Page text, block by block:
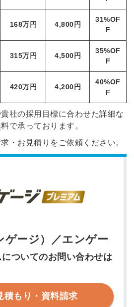
168万円 4,800円
31%OF
F
315万円 4,500円
35%OF
F
420万円 4,200円
40%OF
F
社の採用目標に合わせた詳細な
で承っております。
・お見積りをご依頼ください。
ゲージ）／エンゲー
についてのお問い合わせは
積もり・資料請求